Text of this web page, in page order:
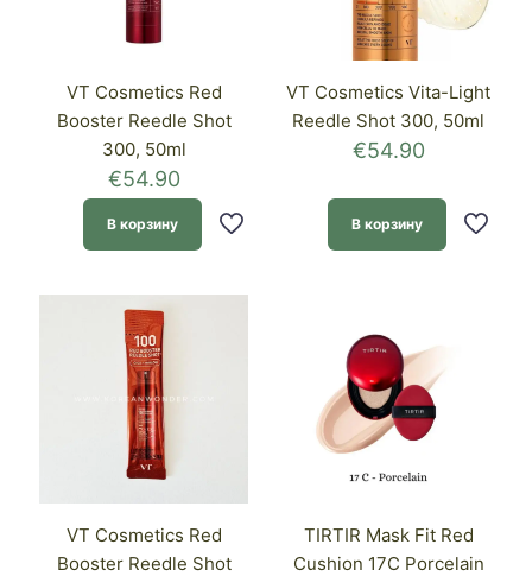
VT Cosmetics Red
Booster Reedle Shot
300, 50ml
€54.90
В корзину
VT Cosmetics Vita-Light
Reedle Shot 300, 50ml
€54.90
В корзину
VT Cosmetics Red
Booster Reedle Shot
TIRTIR Mask Fit Red
Cushion 17C Porcelain